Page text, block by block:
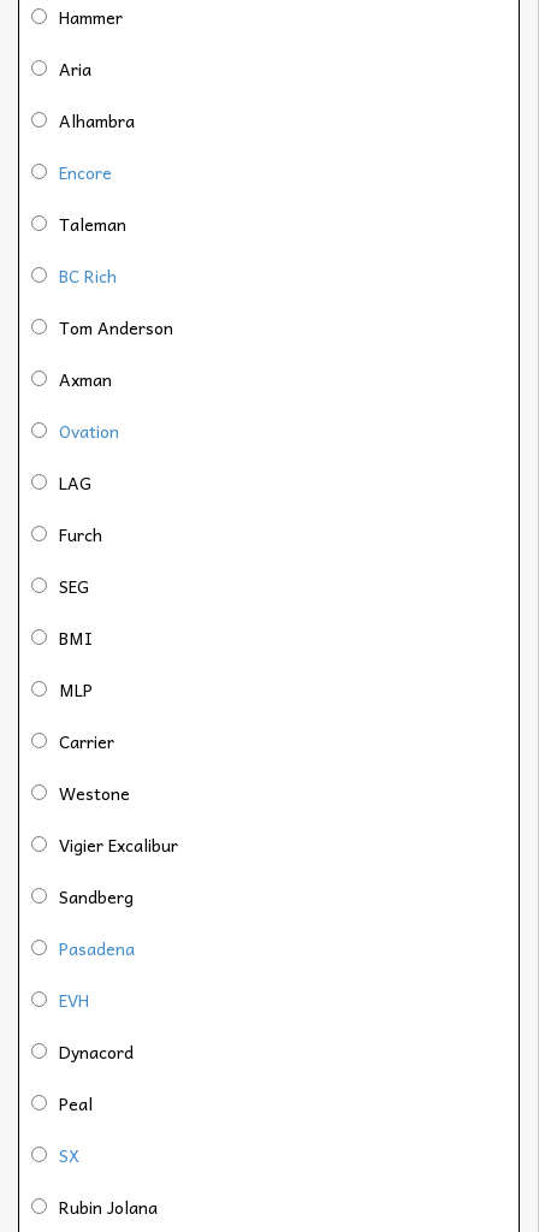
Hammer
Aria
Alhambra
Encore
Taleman
BC Rich
Tom Anderson
Axman
Ovation
LAG
Furch
SEG
BMI
MLP
Carrier
Westone
Vigier Excalibur
Sandberg
Pasadena
EVH
Dynacord
Peal
SX
Rubin Jolana